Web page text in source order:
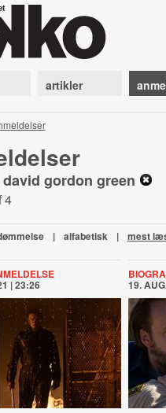
artikler
gordon green
4
| alfabetisk | mest
| 23:26 19.